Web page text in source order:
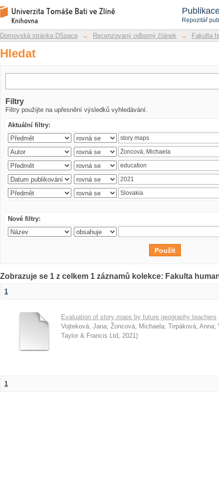
Repozitář
Hledat
Repozitář DSpace/Manakin
Domovská stránka DSpace → Recenzovaný odborný článek → Fakulta
Hledat
Filtry
Filtry použijte na upřesnění výsledků vyhledávání.
Aktuální filtry:
Nové filtry:
Zobrazuje se 1 z celkem 1 záznamů kolekce: Fakulta
1
Evaluation of story maps by future geography teachers
Vojteková, Jana; Žoncová, Michaela; Tirpáková, Anna;
Taylor & Francis Ltd, 2021)
1